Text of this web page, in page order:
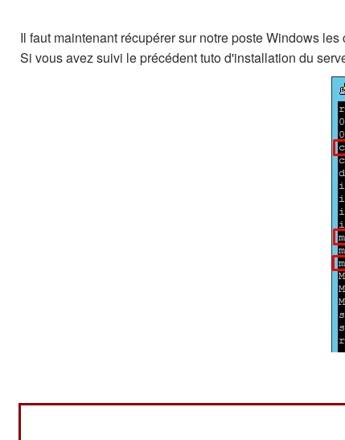
Il faut maintenant récupérer sur notre poste Windows
Si vous avez suivi le précédent tuto d'installation du